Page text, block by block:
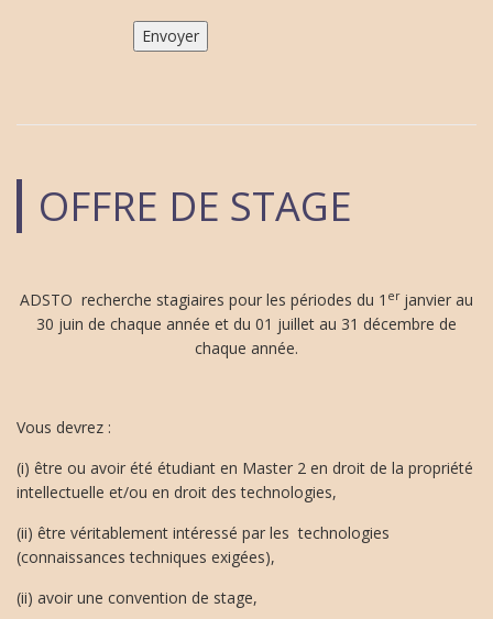
OFFRE DE STAGE
ADSTO recherche stagiaires pour les périodes du 1 erjanvier au
30 juin de chaque année et du 01 juillet au 31 décembre de
chaque année.
Vous devrez :
(i) être ou avoir été étudiant en Master 2 en droit de la propriété
intellectuelle et/ou en droit des technologies,
(ii) être véritablement intéressé par les technologies
(connaissances techniques exigées),
(ii) avoir une convention de stage,